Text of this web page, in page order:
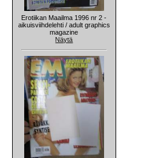
Erotiikan Maailma 1996 nr 2 -
aikuisviihdelehti / adult graphics
magazine
Näytä